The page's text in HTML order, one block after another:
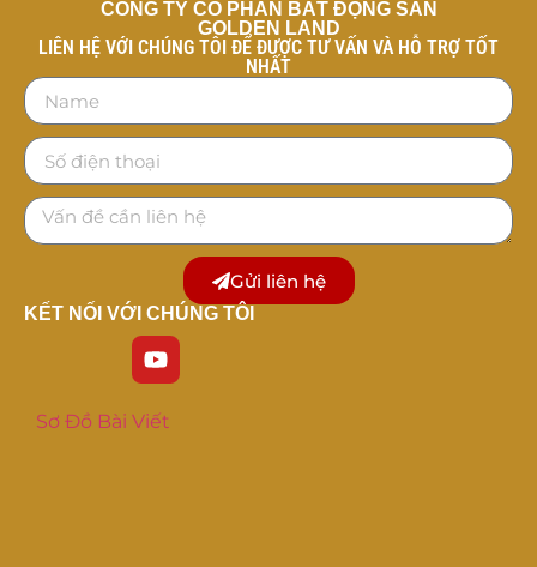
CÔNG TY CỔ PHẦN BẤT ĐỘNG SẢN
GOLDEN LAND
LIÊN HỆ VỚI CHÚNG TÔI ĐỂ ĐƯỢC TƯ VẤN VÀ HỖ TRỢ TỐT
NHẤT
Gửi liên hệ
KẾT NỐI VỚI CHÚNG TÔI
Sơ Đồ Bài Viết